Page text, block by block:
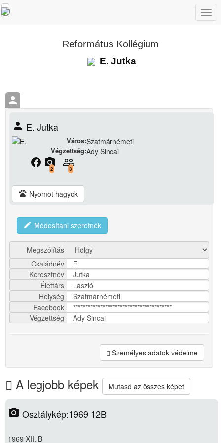
Református Kollégium
E. Jutka
person
person E. Jutka
Város:Szatmárnémeti
Végzettség:Ady Sincai
facebook camera_alt
2
people_outline
3
pets Nyomot hagyok
edit Módosítani szeretnék
Megszólítás
Családnév
E.
Keresztnév
Jutka
Élettárs
László
Helység
Szatmárnémeti
Facebook
****************************************
Végzettség
Ady Sincai
Személyes adatok védelme
A legjobb képek Mutasd az összes képet
photo_camera Osztálykép:1969 12B
1969 XII. B